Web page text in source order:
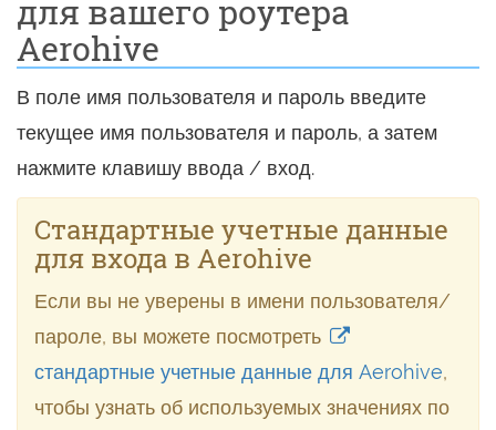
для вашего роутера
Aerohive
В поле имя пользователя и пароль введите
текущее имя пользователя и пароль, а затем
нажмите клавишу ввода / вход.
Стандартные учетные данные
для входа в Aerohive
Если вы не уверены в имени пользователя/
пароле, вы можете посмотреть
стандартные учетные данные для Aerohive,
чтобы узнать об используемых значениях по